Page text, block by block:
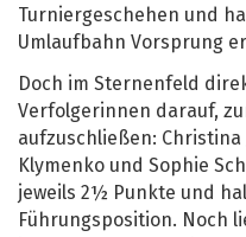
Turniergeschehen und
Umlaufbahn Vorsprung
Doch im Sternenfeld
Verfolgerinnen darauf,
aufzuschließen: Christina
Klymenko und Sophie
jeweils 2½ Punkte und
Führungsposition. Noch